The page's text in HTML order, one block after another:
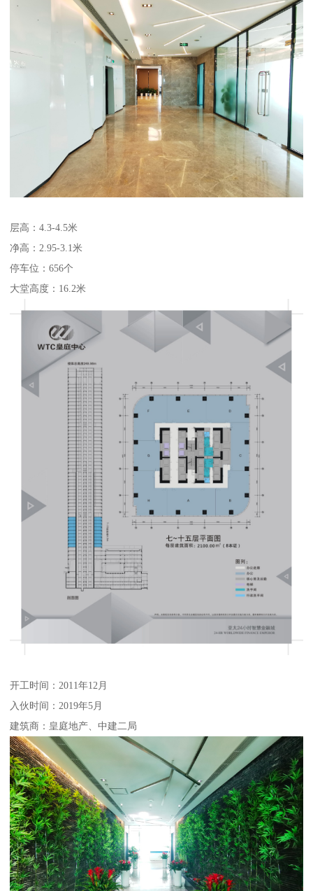
层高：4.3-4.5米
净高：2.95-3.1米
停车位：656个
大堂高度：16.2米
开工时间：2011年12月
入伙时间：2019年5月
建筑商：皇庭地产、中建二局